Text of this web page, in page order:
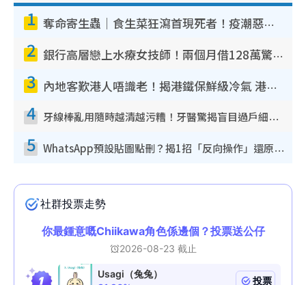
1 奪命寄生蟲｜食生菜狂瀉首現死者！疫潮惡化錄1.8萬宗病例 揭洗菜3大謬誤
2 銀行高層戀上水療女技師！兩個月借128萬驚覺「沉船」沉落火海 揭背後疑似邪教操控賣淫
3 內地客歎港人唔識老！揭港鐵保鮮級冷氣 港人求放過：咪投訴
4 牙線棒亂用隨時越清越污糟！牙醫驚揭盲目過戶細菌恐致蛀牙：呢種先係日常真保養
5 WhatsApp預設貼圖點刪？揭1招「反向操作」還原簡潔介面 附3步實測教學